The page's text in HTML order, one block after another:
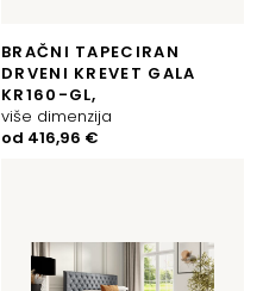
BRAČNI TAPECIRAN
DRVENI KREVET GALA
KR160-GL,
više dimenzija
od 416,96 €